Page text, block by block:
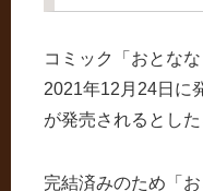
コミック「おとな
2021年12月24日に
が発売されるとした
完結済みのため「